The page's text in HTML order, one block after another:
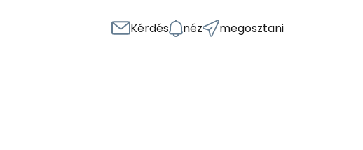
Kérdés néz megosztani